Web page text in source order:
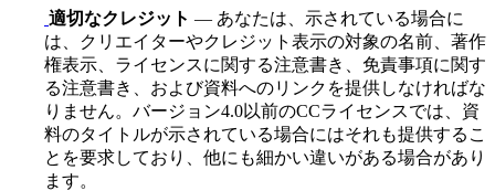
適切なクレジット — あなたは、示されている場合に
は、クリエイターやクレジット表示の対象の名前、著作
権表示、ライセンスに関する注意書き、免責事項に関す
る注意書き、および資料へのリンクを提供しなければな
りません。バージョン4.0以前のCCライセンスでは、資
料のタイトルが示されている場合にはそれも提供するこ
とを要求しており、他にも細かい違いがある場合があり
ます。